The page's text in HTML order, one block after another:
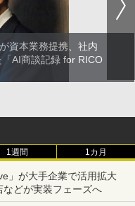
資本業務提携、社内
AI商談記録 for RICO
1週間 1カ月
」が大手企業で活用拡大
どが実装フェーズへ